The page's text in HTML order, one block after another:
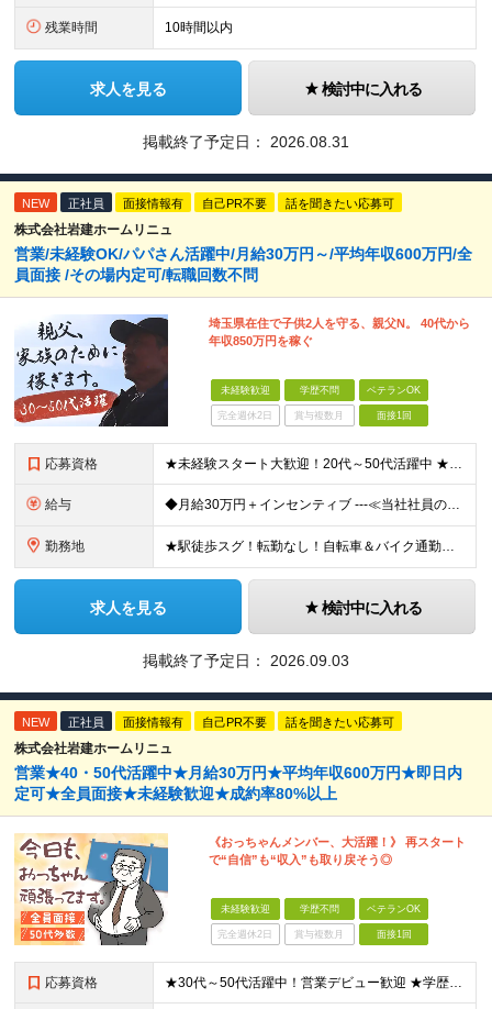
残業時間 10時間以内
求人を見る 検討中に入れる
掲載終了予定日： 2026.08.31
NEW 正社員 面接情報有 自己PR不要 話を聞きたい応募可
株式会社岩建ホームリニュ
営業/未経験OK/パパさん活躍中/月給30万円～/平均年収600万円/全
員面接 /その場内定可/転職回数不問
埼玉県在住で子供2人を守る、親父N。 40代から
年収850万円を稼ぐ
未経験歓迎 学歴不問 ベテランOK
完全週休2日 賞与複数月 面接1回
応募資格 ★未経験スタート大歓迎！20代～50代活躍中 ★学歴・転職回数・ブランク不問 ★人柄重視の採用です！ ◆60歳未満の方【定年年齢を上限として募集するため】
給与 ◆月給30万円＋インセンティブ ---≪当社社員の実際の給与例≫--- ★元解体作業員・S（29歳） ・最高月収：67万8836円（総支給） ★元電気工事士・N（47歳） ・最高月収：96万508
勤務地 ★駅徒歩スグ！転勤なし！自転車＆バイク通勤相談OK 【本社】東京都足立区綾瀬2-27-12 (変更の範囲)上記を除く当社関連勤務地
求人を見る 検討中に入れる
掲載終了予定日： 2026.09.03
NEW 正社員 面接情報有 自己PR不要 話を聞きたい応募可
株式会社岩建ホームリニュ
営業★40・50代活躍中★月給30万円★平均年収600万円★即日内
定可★全員面接★未経験歓迎★成約率80%以上
《おっちゃんメンバー、大活躍！》 再スタート
で“自信”も“収入”も取り戻そう◎
未経験歓迎 学歴不問 ベテランOK
完全週休2日 賞与複数月 面接1回
応募資格 ★30代～50代活躍中！営業デビュー歓迎 ★学歴・転職回数・ブランク不問 ★人柄重視の採用です！ ◆60歳未満の方【定年年齢を上限として募集するため】